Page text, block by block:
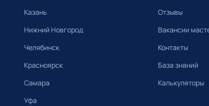
Казань
Нижний Новгород
Челябинск
Красноярск
Самара
Уфа
Отзывы
Вакансии
Контакты
База знаний
Калькуляторы